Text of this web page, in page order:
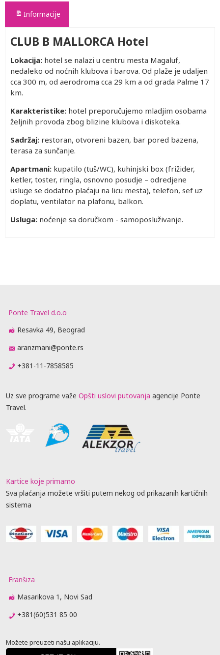
Informacije
CLUB B MALLORCA Hotel
Lokacija: hotel se nalazi u centru mesta Magaluf,
nedaleko od noćnih klubova i barova. Od plaže je udaljen
cca 300 m, od aerodroma cca 29 km a od grada Palme 17
km.
Karakteristike: hotel preporučujemo mladjim osobama
željnih provoda zbog blizine klubova i diskoteka.
Sadržaj: restoran, otvoreni bazen, bar pored bazena,
terasa za sunčanje.
Apartmani: kupatilo (tuš/WC), kuhinjski box (frižider,
ketler, toster, ringla, osnovno posudje – odredjene
usluge se dodatno plaćaju na licu mesta), telefon, sef uz
doplatu, ventilator na plafonu, balkon.
Usluga: noćenje sa doručkom - samoposluživanje.
Ponte Travel d.o.o
Resavka 49, Beograd
aranzmani@ponte.rs
+381-11-7858585
Uz sve programe važe Opšti uslovi putovanja agencije Ponte
Travel.
Kartice koje primamo
Sva plaćanja možete vršiti putem nekog od prikazanih kartičnih
sistema
Franšiza
Masarikova 1, Novi Sad
+381(60)531 85 00
Možete preuzeti našu aplikaciju.